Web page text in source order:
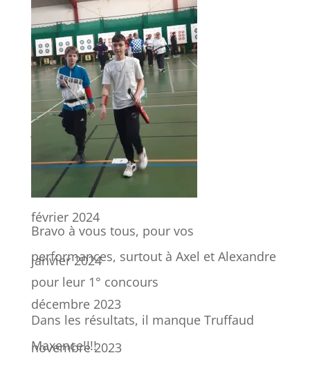
Bravo à vous tous, pour vos
performances, surtout à Axel et Alexandre
pour leur 1° concours
Dans les résultats, il manque Truffaud
Maxence!!!!
octobre 2024
août 2024
juillet 2024
avril 2024
février 2024
janvier 2024
décembre 2023
novembre 2023